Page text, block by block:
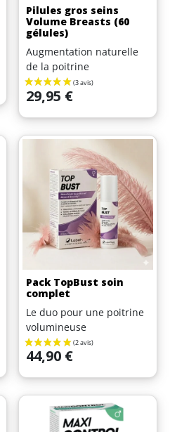
Pilules gros seins
Volume Breasts (60
gélules)
Augmentation naturelle
de la poitrine
Prix
29,95 €
Pack TopBust soin
complet
Le duo pour une poitrine
volumineuse
Prix
44,90 €